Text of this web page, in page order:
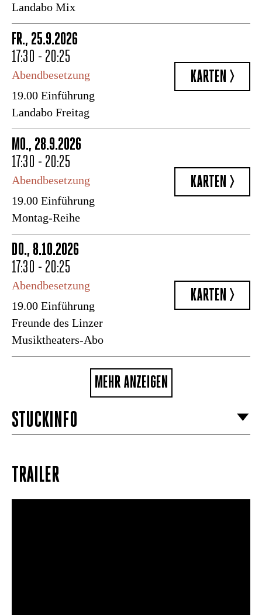
Landabo Mix
FR., 25.9.2026
17:30 - 20:25
Abendbesetzung
19.00 Einführung
Landabo Freitag
KARTEN >
MO., 28.9.2026
17:30 - 20:25
Abendbesetzung
19.00 Einführung
Montag-Reihe
KARTEN >
DO., 8.10.2026
17:30 - 20:25
Abendbesetzung
19.00 Einführung
Freunde des Linzer
Musiktheaters-Abo
KARTEN >
MEHR ANZEIGEN
STÜCKINFO
TRAILER